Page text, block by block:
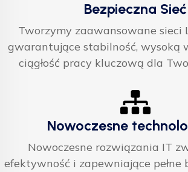
Bezpieczna Sieć
Tworzymy zaawansowane sieci
gwarantujące stabilność, wysoką
ciągłość pracy kluczową dla
Nowoczesne
Nowoczesne rozwiązania IT
efektywność i zapewniające pełne